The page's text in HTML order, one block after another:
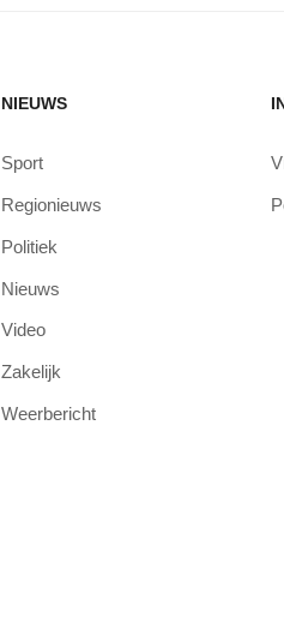
NIEUWS
Sport
Regionieuws
Politiek
Nieuws
Video
Zakelijk
Weerbericht